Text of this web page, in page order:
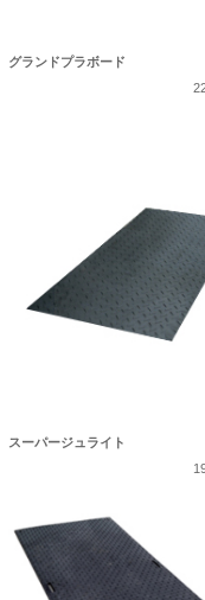
グランドプラボード
スーパージュライト